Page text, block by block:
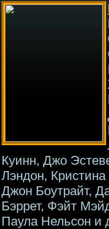
Куинн, Джо
Лэндон,
Джон Боутрайт,
Бэррет, Фэйт
Паула Нельсон и